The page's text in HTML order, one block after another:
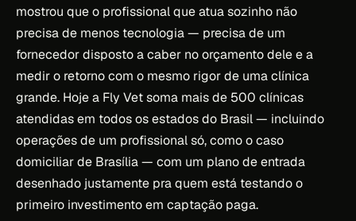
mostrou que o profissional que atua sozinho não
precisa de menos tecnologia — precisa de um
fornecedor disposto a caber no orçamento dele e a
medir o retorno com o mesmo rigor de uma clínica
grande. Hoje a Fly Vet soma mais de 500 clínicas
atendidas em todos os estados do Brasil — incluindo
operações de um profissional só, como o caso
domiciliar de Brasília — com um plano de entrada
desenhado justamente pra quem está testando o
primeiro investimento em captação paga.